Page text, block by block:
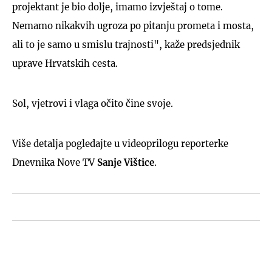
projektant je bio dolje, imamo izvještaj o tome.
Nemamo nikakvih ugroza po pitanju prometa i mosta,
ali to je samo u smislu trajnosti", kaže predsjednik
uprave Hrvatskih cesta.
Sol, vjetrovi i vlaga očito čine svoje.
Više detalja pogledajte u videoprilogu reporterke
Dnevnika Nove TVSanje Vištice.